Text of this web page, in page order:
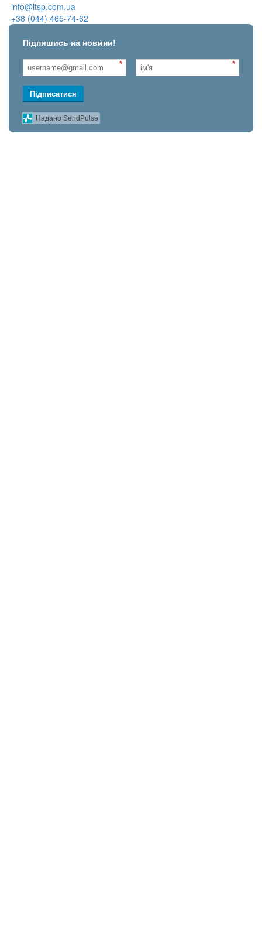
info@ltsp.com.ua
+38 (044) 465-74-62
Підпишись на новини!
* *
Підписатися
Надано SendPulse